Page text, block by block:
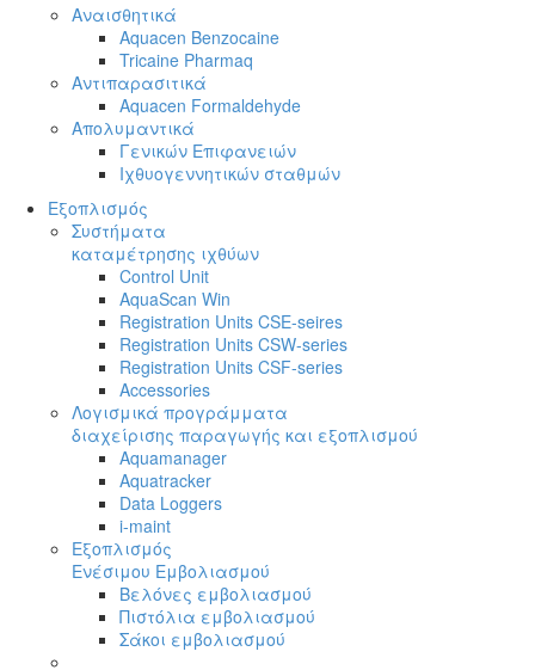
Αναισθητικά
Aquacen Benzocaine
Tricaine Pharmaq
Αντιπαρασιτικά
Aquacen Formaldehyde
Απολυμαντικά
Γενικών Επιφανειών
Ιχθυογεννητικών σταθμών
Εξοπλισμός
Συστήματα
καταμέτρησης ιχθύων
Control Unit
AquaScan Win
Registration Units CSE-seires
Registration Units CSW-series
Registration Units CSF-series
Accessories
Λογισμικά προγράμματα
διαχείρισης παραγωγής και εξοπλισμού
Aquamanager
Aquatracker
Data Loggers
i-maint
Εξοπλισμός
Ενέσιμου Εμβολιασμού
Βελόνες εμβολιασμού
Πιστόλια εμβολιασμού
Σάκοι εμβολιασμού